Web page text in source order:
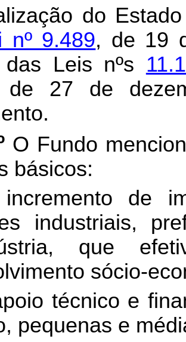
do
nº 9.489, de 19
das Leis nºs
27 de
O Fundo
básicos:
de
industriais,
que
sócio-
técnico e
pequenas e